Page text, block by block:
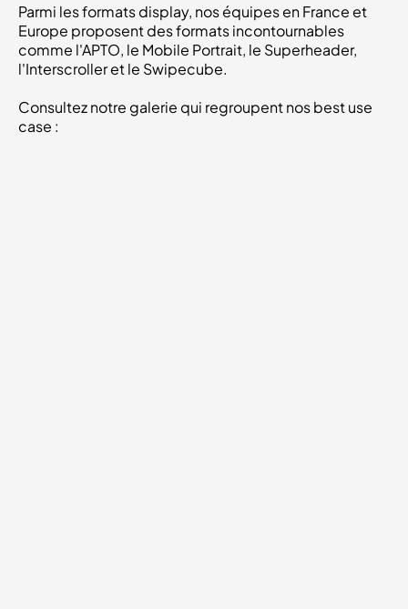
Parmi les formats display, nos équipes en France et
Europe proposent des formats incontournables
comme l'APTO, le Mobile Portrait, le Superheader,
l'Interscroller et le Swipecube.
Consultez notre galerie qui regroupent nos best use
case :